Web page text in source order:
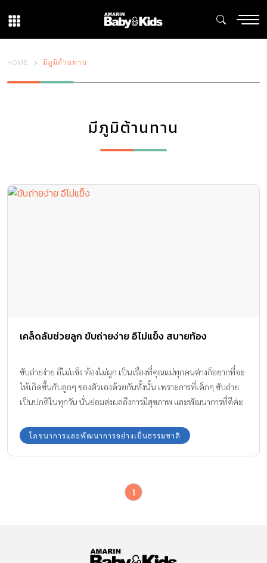
HOME มีภูมิต้านทาน
มีภูมิต้านทาน
เคล็ดลับช่วยลูก ขับถ่ายง่าย อึไม่แข็ง สบายท้อง
ขับถ่ายง่าย อึไม่แข็ง ท้องไม่ผูก เป็นเรื่องที่คุณแม่ทุกคนต่างก็อยากที่จะ
ให้เกิดขึ้นกับลูกๆ ของตัวเองด้วยกันทั้งนั้น เพราะการที่เด็กๆ ขับถ่าย
เป็นปกติในทุกวัน นั่นย่อมส่งผลถึงการมีสุขภาพ และพัฒนาการที่ดีค่ะ
ผูกได้ล่ะ…
โภชนาการและพัฒนาการอย่างเป็นธรรมชาติ
1